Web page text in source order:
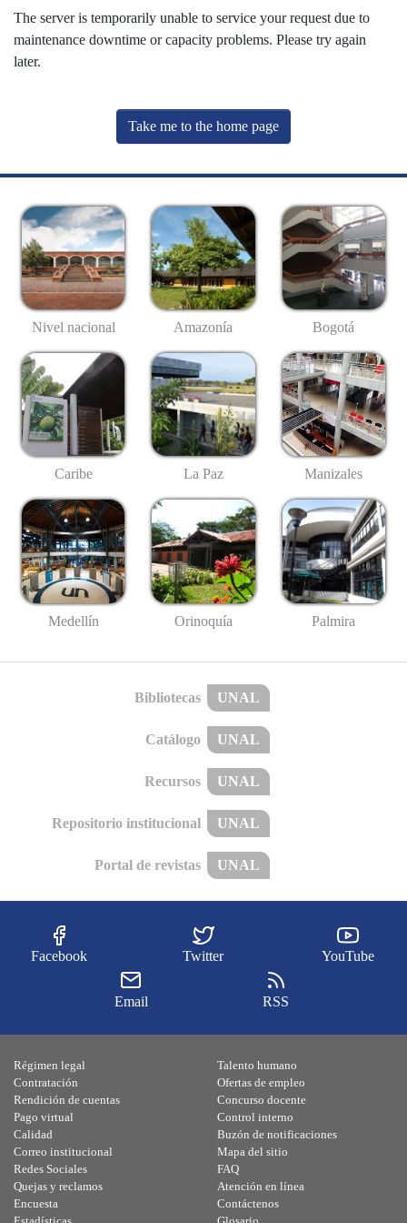
The server is temporarily unable to service your request due to
maintenance downtime or capacity problems. Please try again
later.
Take me to the home page
Nivel nacional Amazonía Bogotá
Caribe La Paz Manizales
Medellín Orinoquía Palmira
Bibliotecas UNAL
Catálogo UNAL
Recursos UNAL
Repositorio institucional UNAL
Portal de revistas UNAL
Facebook Twitter YouTube
Email RSS
Régimen legal
Contratación
Rendición de cuentas
Pago virtual
Calidad
Talento humano
Ofertas de empleo
Concurso docente
Control interno
Buzón de notificaciones
Correo institucional
Redes Sociales
Quejas y reclamos
Encuesta
Mapa del sitio
FAQ
Atención en línea
Contáctenos